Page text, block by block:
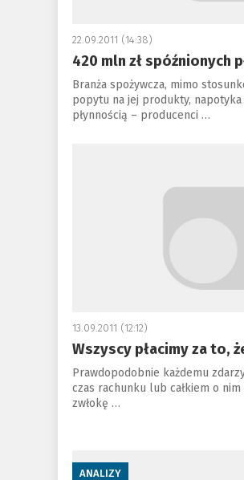
22.09.2011 (14:38)
420 mln zł spóźnionych
Branża spożywcza, mimo
popytu na jej produkty,
płynnością – producenci …
13.09.2011 (12:12)
Wszyscy płacimy za to,
Prawdopodobnie każdemu
czas rachunku lub całkiem o
zwłokę …
ANALIZY